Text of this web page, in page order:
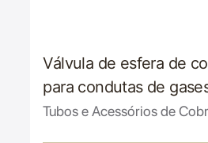
Válvula de esfera de
para condutas de
Tubos e Acessórios de